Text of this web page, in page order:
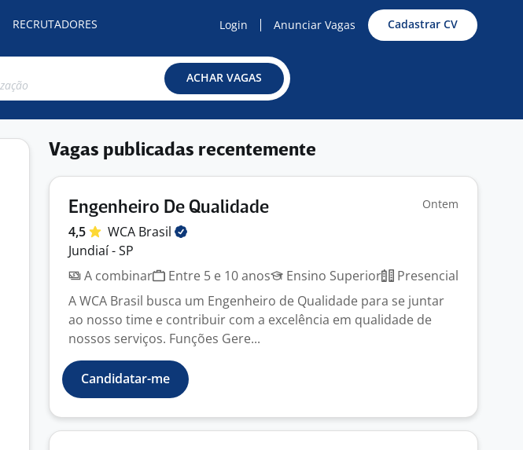
RECRUTADORES Login Anunciar Vagas Cadastrar CV
ACHAR VAGAS
Vagas publicadas recentemente
Engenheiro De Qualidade Ontem
4,5 WCA Brasil
Jundiaí - SP
A combinar
Entre 5 e 10 anos Ensino Superior
Presencial
A WCA Brasil busca um Engenheiro de Qualidade para se juntar
ao nosso time e contribuir com a excelência em qualidade de
nossos serviços. Funções Gere...
Candidatar-me